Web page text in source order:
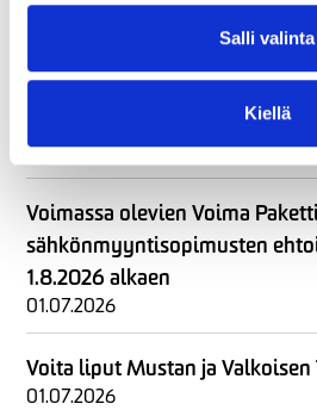
Salli valinta
Kiellä
Uusin asiakaslehtemme on
kesälukemista SähköSanomista!
02.07.2026
Voimassa olevien Voima
sähkönmyyntisopimusten
1.8.2026 alkaen
01.07.2026
Voita liput Mustan ja
01.07.2026